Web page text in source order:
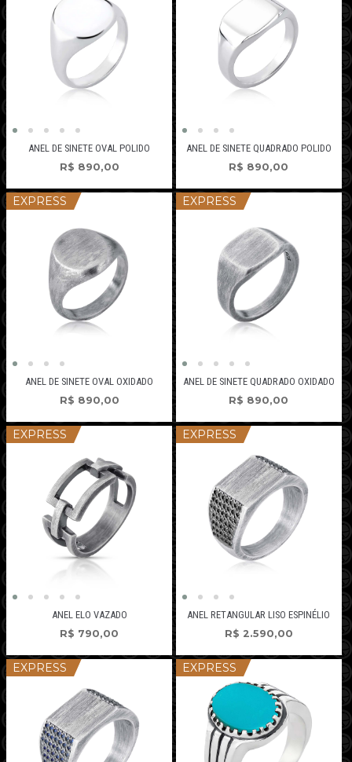
ANEL DE SINETE OVAL POLIDO
R$ 890,00
ANEL DE SINETE QUADRADO POLIDO
R$ 890,00
EXPRESS
ANEL DE SINETE OVAL OXIDADO
R$ 890,00
EXPRESS
ANEL DE SINETE QUADRADO OXIDADO
R$ 890,00
EXPRESS
ANEL ELO VAZADO
R$ 790,00
EXPRESS
ANEL RETANGULAR LISO ESPINÉLIO
R$ 2.590,00
EXPRESS EXPRESS